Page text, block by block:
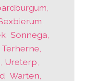
Sonnega
Terherne
Ureterp
Warten